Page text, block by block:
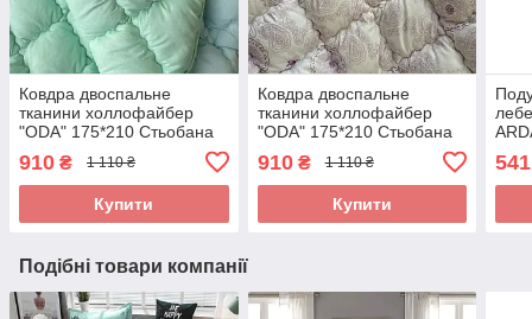
Ковдра двоспальне
тканини холлофайбер
"ODA" 175*210 Стьобана
910 ₴ 1 110 ₴
Купити
Ковдра двоспальне
тканини холлофайбер
"ODA" 175*210 Стьобана
910₴ 1 110 ₴
Купити
541
Подібні товари компанії